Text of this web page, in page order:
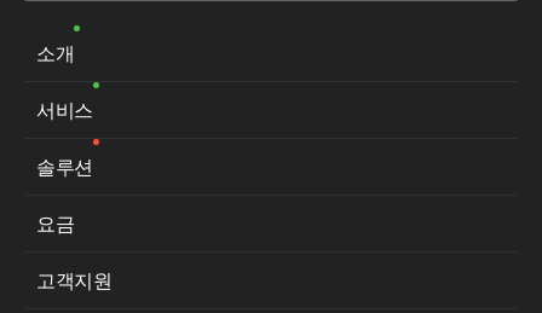
소개
서비스
솔루션
요금
고객지원